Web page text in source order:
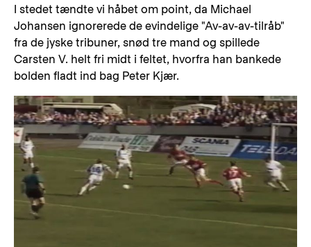
I stedet tændte vi håbet om point, da Michael
Johansen ignorerede de evindelige "Av-av-av-tilråb"
fra de jyske tribuner, snød tre mand og spillede
Carsten V. helt fri midt i feltet, hvorfra han bankede
bolden fladt ind bag Peter Kjær.